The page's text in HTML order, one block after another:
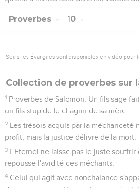
Proverbes 10
Seuls les Évangiles sont disponibles en vidéo pour
Collection de proverbes sur
1 Proverbes de Salomon. Un fils sage
un fils stupide le chagrin de sa mère.
2 Les trésors acquis par la méchanceté
profit, mais la justice délivre de la mort.
3 L'Eternel ne laisse pas le juste souffrir
repousse l'avidité des méchants.
4 Celui qui agit avec nonchalance